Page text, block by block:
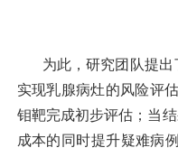
为此，研究团队提
实现乳腺病灶的风险评
钼靶完成初步评估；当
成本的同时提升疑难病